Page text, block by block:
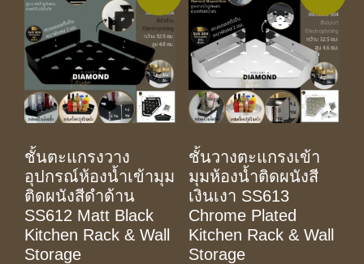
ชั้นตะแกรงวาง
อุปกรณ์ห้องน้ำเข้ามุม
ติดผนังสีดำด้าน
SS612 Matt Black
Kitchen Rack & Wall
Storage
ชั้นวางตะแกรงเข้า
มุมห้องน้ำติดผนังสี
เงินเงา SS613
Chrome Plated
Kitchen Rack & Wall
Storage